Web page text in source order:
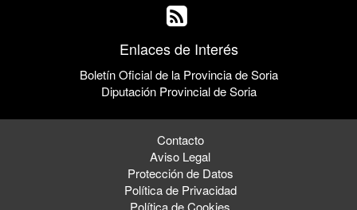
Enlaces de Interés
Boletín Oficial de la Provincia de Soria
Diputación Provincial de Soria
Contacto
Aviso Legal
Protección de Datos
Política de Privacidad
Política de Cookies